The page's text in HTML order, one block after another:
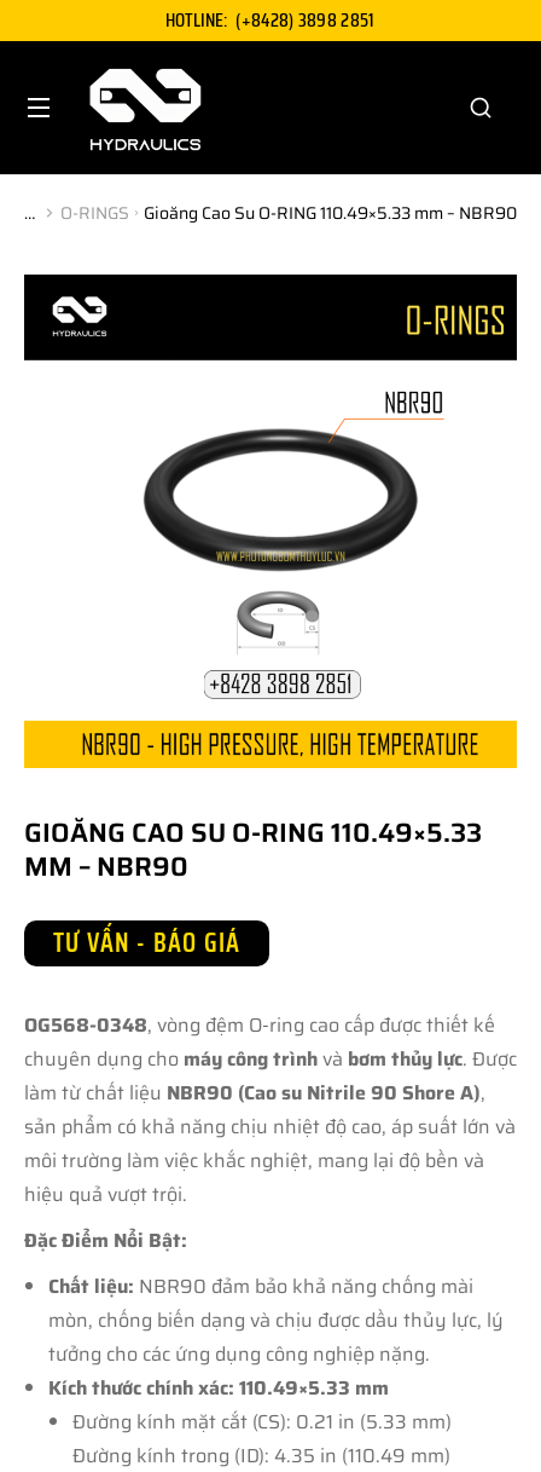
HOTLINE: (+8428) 3898 2851
You are here:
O-RINGS Gioăng Cao Su O-RING 110.49×5.33 mm – NBR90
GIOĂNG CAO SU O-RING 110.49×5.33
MM – NBR90
TƯ VẤN - BÁO GIÁ
OG568-0348, vòng đệm O-ring cao cấp được thiết kế
chuyên dụng cho máy công trìnhvà bơm thủy lực. Được
làm từ chất liệu NBR90 (Cao su Nitrile 90 Shore A),
sản phẩm có khả năng chịu nhiệt độ cao, áp suất lớn và
môi trường làm việc khắc nghiệt, mang lại độ bền và
hiệu quả vượt trội.
Đặc Điểm Nổi Bật:
Chất liệu: NBR90 đảm bảo khả năng chống mài
mòn, chống biến dạng và chịu được dầu thủy lực, lý
tưởng cho các ứng dụng công nghiệp nặng.
Kích thước chính xác: 110.49×5.33 mm
Đường kính mặt cắt (CS): 0.21 in (5.33 mm)
Đường kính trong (ID): 4.35 in (110.49 mm)